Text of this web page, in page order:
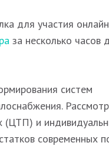
для участия
за несколько часов
систем
(ЦТП) и
современных